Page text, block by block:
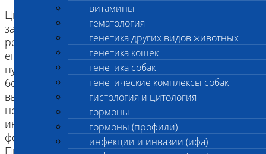
витамины
гематология
генетика других видов животных
генетика кошек
генетика собак
генетические комплексы собак
гистология и цитология
гормоны
гормоны (профили)
инфекции и инвазии (ифа)
Цистинурия является наследственным
заболеванием, при котором нарушена
реабсорбция аминокислоты цистина, увеличено
его выделение с мочой, и в мочевыводящих
путях образуются цистиновые камни. Симптомы
болезни заключаются в почечной колике,
вызванной камнями, задержкой или полным
неотхождением мочи, возможно также развитие
инфекции мочевыводящих путей и
формирование почечной недостаточности.
При лабораторном исследовании отмечается